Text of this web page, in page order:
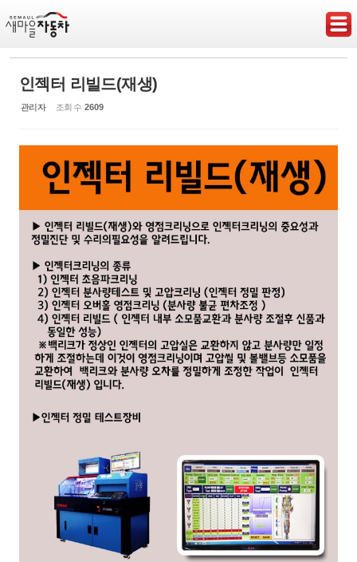
인젝터 리빌드(재생)
관리자 조회 수 2609
Sketchbook5, 스케치북5
Sketchbook5, 스케치북5